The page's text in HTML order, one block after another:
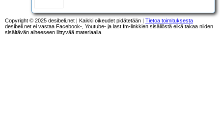
Copyright © 2025 desibeli.net | Kaikki oikeudet pidätetään | Tietoa toimituksesta
desibeli.net ei vastaa Facebook-, Youtube- ja last.fm-linkkien sisällöstä eikä takaa niiden
sisältävän aiheeseen liittyvää materiaalia.